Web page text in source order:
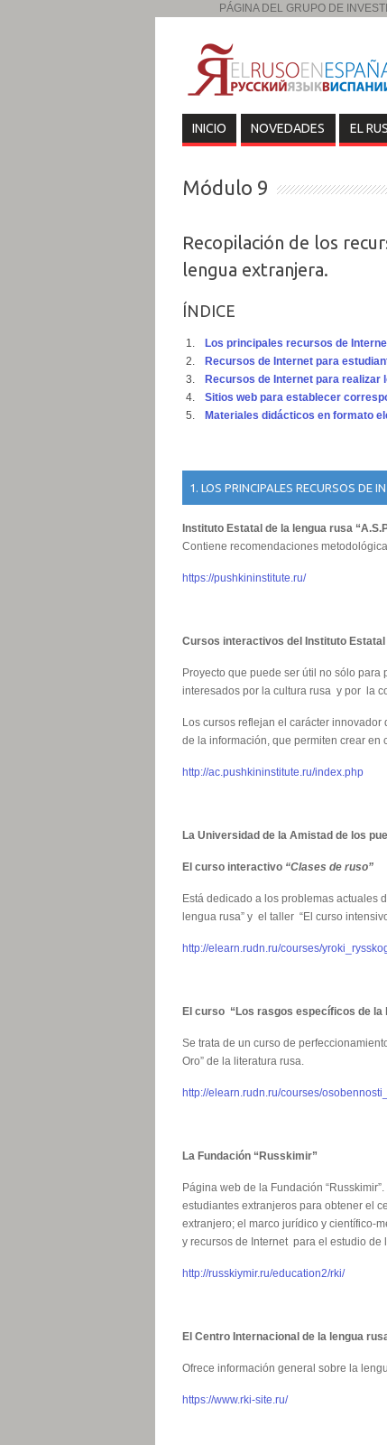
PÁGINA DEL GRUPO DE
INICIO NOVEDADES EL
Módulo 9
Recopilación de los
lengua extranjera.
ÍNDICE
Los principales recursos de
Recursos de Internet para
Recursos de Internet para realizar
Sitios web para establecer
Materiales didácticos en formato
1. LOS PRINCIPALES RECURSOS DE
Instituto Estatal de la lengua rusa
Contiene recomendaciones
https://pushkininstitute.ru/
Cursos interactivos del Instituto Estatal
Proyecto que puede ser útil no sólo
interesados por la cultura rusa y por la
Los cursos reflejan el carácter
de la información, que permiten crear en
http://ac.pushkininstitute.ru/index.php
La Universidad de la Amistad de los
El curso interactivo “Clases de ruso”
Está dedicado a los problemas actuales
lengua rusa” y el taller “El curso
http://elearn.rudn.ru/courses/
El curso “Los rasgos específicos de la
Se trata de un curso de
Oro” de la literatura rusa.
http://elearn.rudn.ru/courses/
La Fundación “Russkimir”
Página web de la Fundación
estudiantes extranjeros para obtener el
extranjero; el marco jurídico y científico-
y recursos de Internet para el estudio de
http://russkiymir.ru/education2/rki/
El Centro Internacional de la lengua
Ofrece información general sobre la
https://www.rki-site.ru/